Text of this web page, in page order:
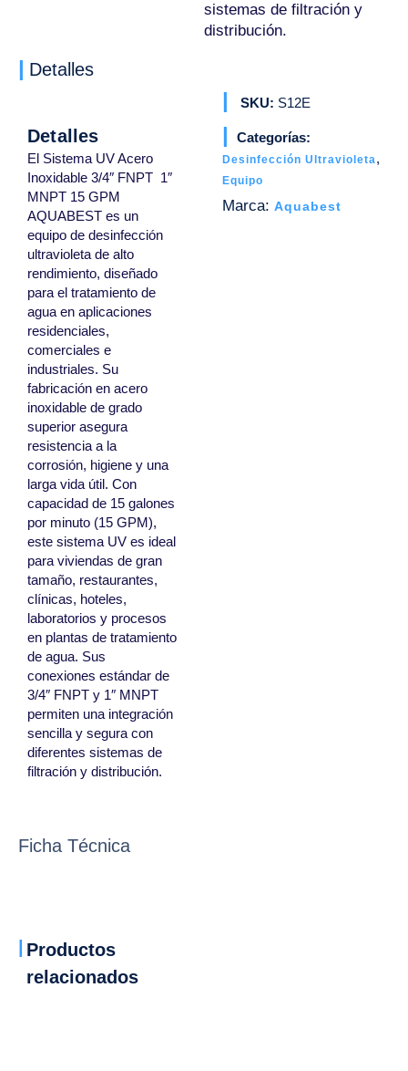
sistemas de filtración y
distribución.
Detalles
Ficha Técnica
Detalles
El Sistema UV Acero
Inoxidable 3/4″ FNPT  1″
MNPT 15 GPM
AQUABEST es un
equipo de desinfección
ultravioleta de alto
rendimiento, diseñado
para el tratamiento de
agua en aplicaciones
residenciales,
comerciales e
industriales. Su
fabricación en acero
inoxidable de grado
superior asegura
resistencia a la
corrosión, higiene y una
larga vida útil. Con
capacidad de 15 galones
por minuto (15 GPM),
este sistema UV es ideal
para viviendas de gran
tamaño, restaurantes,
clínicas, hoteles,
laboratorios y procesos
en plantas de tratamiento
de agua. Sus
conexiones estándar de
3/4″ FNPT y 1″ MNPT
permiten una integración
sencilla y segura con
diferentes sistemas de
filtración y distribución.
Productos
relacionados
SKU: S12E
Categorías:
Desinfección Ultravioleta,
Equipo
Marca: Aquabest